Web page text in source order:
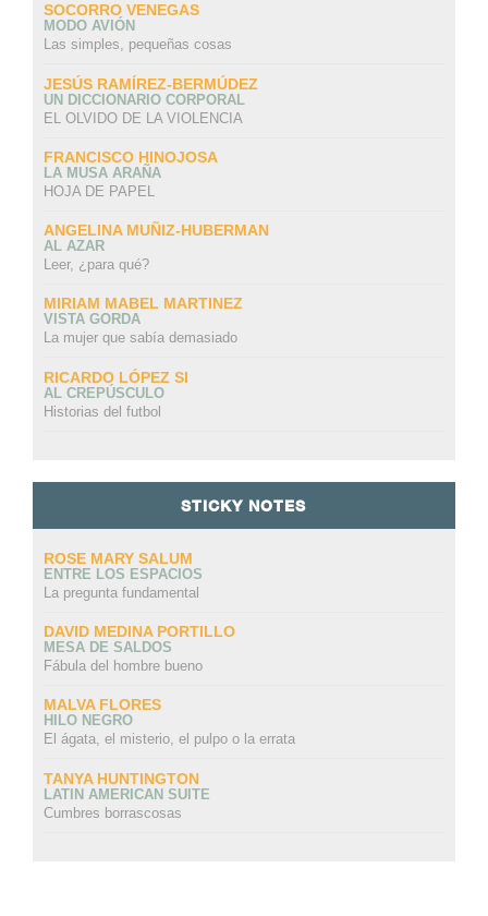
SOCORRO VENEGAS
MODO AVIÓN
Las simples, pequeñas cosas
JESÚS RAMÍREZ-BERMÚDEZ
UN DICCIONARIO CORPORAL
EL OLVIDO DE LA VIOLENCIA
FRANCISCO HINOJOSA
LA MUSA ARAÑA
HOJA DE PAPEL
ANGELINA MUÑIZ-HUBERMAN
AL AZAR
Leer, ¿para qué?
MIRIAM MABEL MARTINEZ
VISTA GORDA
La mujer que sabía demasiado
RICARDO LÓPEZ SI
AL CREPÚSCULO
Historias del futbol
STICKY NOTES
ROSE MARY SALUM
ENTRE LOS ESPACIOS
La pregunta fundamental
DAVID MEDINA PORTILLO
MESA DE SALDOS
Fábula del hombre bueno
MALVA FLORES
HILO NEGRO
El ágata, el misterio, el pulpo o la errata
TANYA HUNTINGTON
LATIN AMERICAN SUITE
Cumbres borrascosas